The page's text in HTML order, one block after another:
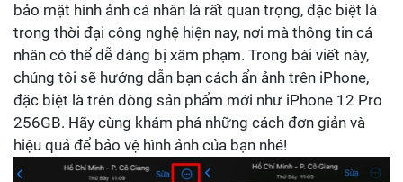
bảo mật hình ảnh cá nhân là rất quan trọng, đặc biệt là
trong thời đại công nghệ hiện nay, nơi mà thông tin cá
nhân có thể dễ dàng bị xâm phạm. Trong bài viết này,
chúng tôi sẽ hướng dẫn bạn cách ẩn ảnh trên iPhone,
đặc biệt là trên dòng sản phẩm mới như iPhone 12 Pro
256GB. Hãy cùng khám phá những cách đơn giản và
hiệu quả để bảo vệ hình ảnh của bạn nhé!